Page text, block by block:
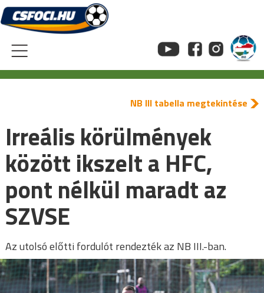
Skip
to
content
NB III tabella megtekintése
Irreális körülmények
között ikszelt a HFC,
pont nélkül maradt az
SZVSE
Az utolsó előtti fordulót rendezték az NB III.-ban.